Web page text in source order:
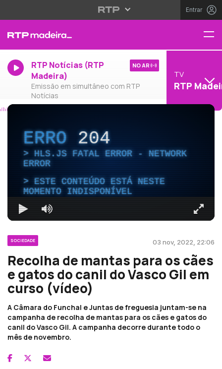
Entrar
RTP Notícias (RTP
Madeira)
Emissão em simultâneo com RTP
Notícias
NO AR
TV
RTP
ERRO204
HLS.JS FATAL ERROR - NETWORK
ERROR
ESTE CONTEÚDO ESTÁ NESTE
MOMENTO INDISPONÍVEL
SOCIEDADE 03 nov, 2022, 22:06
Recolha de mantas para os cães
e gatos do canil do Vasco Gil em
curso (vídeo)
A Câmara do Funchal e Juntas de freguesia juntam-se na
campanha de recolha de mantas para os cães e gatos do
canil do Vasco Gil. A campanha decorre durante todo o
mês de novembro.